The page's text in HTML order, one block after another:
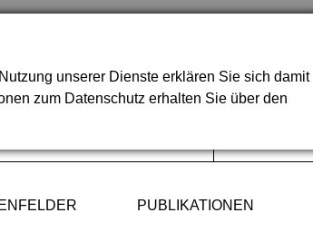
unserer Dienste erklären Sie sich damit
zum Datenschutz erhalten Sie über den
PUBLIKATIONEN